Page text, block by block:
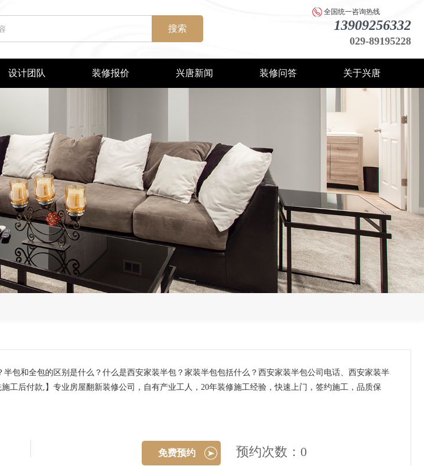
搜索
全国统一咨询热线
13909256332
029-89195228
设计团队 装修报价 兴唐新闻 装修问答 关于兴唐
包和全包的区别是什么？什么是西安家装半包？家装半包包括什么？西安家装半包公司电话、西安家装半
后付款,】专业房屋翻新装修公司，自有产业工人，20年装修施工经验，快速上门，签约施工，品质保
免费预约 预约次数：0